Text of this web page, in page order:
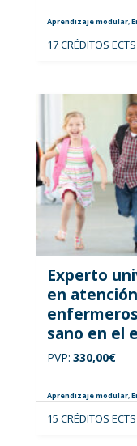
Aprendizaje modular,
17 CRÉDITOS
Experto
en
sano en el
PVP: 330,00€
Aprendizaje modular,
15 CRÉDITOS